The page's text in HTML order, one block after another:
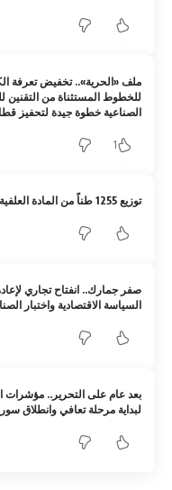
ملف «الحرية».. تخفيض تعرفة
للخطوط المستثناة من التقنين
الصناعية خطوة جيدة لتحفيز
1
توزيع 1255 طناً من المادة العلفية الجافة في السويداء
صفر جمارك.. انفتاح تجاري
السياسة الاقتصادية واختبار
بعد عام على التحرير.. مؤشرات
لبداية مرحلة تعافي وانطلاق